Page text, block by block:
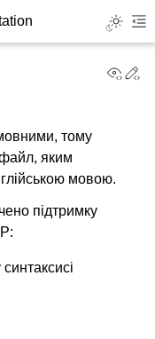
Toggle
тому
яким
мовою.
підтримку